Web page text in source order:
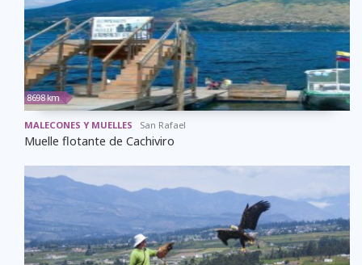
8698 km
MALECONES Y MUELLES San Rafael
Muelle flotante de Cachiviro